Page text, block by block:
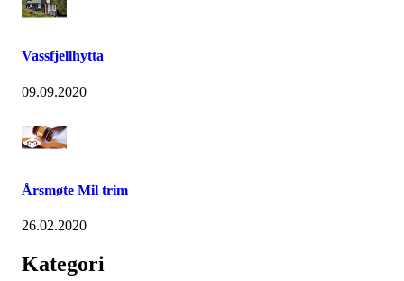
Vassfjellhytta
09.09.2020
Årsmøte Mil trim
26.02.2020
Kategori